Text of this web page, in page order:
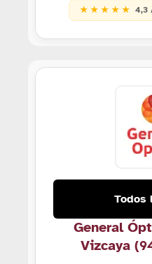
★ ★ ★ ★ ★ 4,3
Todos
General
Vizcaya